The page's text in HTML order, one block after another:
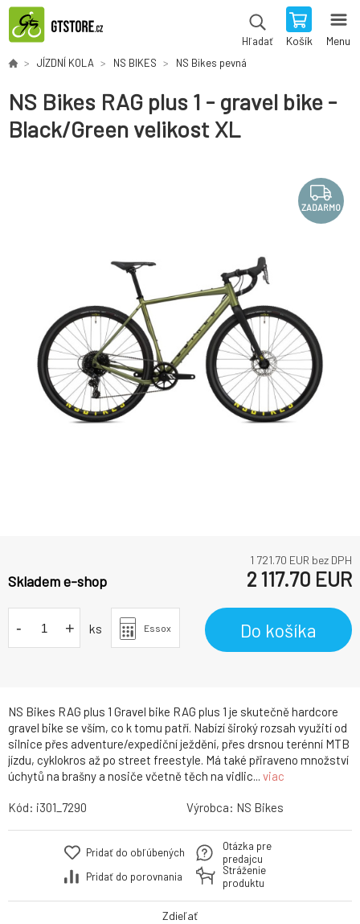
Hľadať Košík Menu
JÍZDNÍ KOLA NS BIKES NS Bikes pevná
NS Bikes RAG plus 1 - gravel bike -
Black/Green velikost XL
ZADARMO
NS Bikes RAG plus 1 Gravel bike RAG plus 1 je skutečně hardcore
gravel bike se vším, co k tomu patří. Nabízí široký rozsah využití od
silnice přes adventure/expediční ježdění, přes drsnou terénní MTB
jízdu, cyklokros až po street freestyle. Má také přiraveno množství
úchytů na brašny a nosiče včetně těch na vidlic... viac
1 721.70 EUR bez DPH
Skladem e-shop 2 117.70 EUR
- + ks Essox Do košíka
Kód: i301_7290 Výrobca: NS Bikes
Pridať do obľúbených
Pridať do porovnania
Otázka pre
predajcu
Stráženie
produktu
Zdieľať